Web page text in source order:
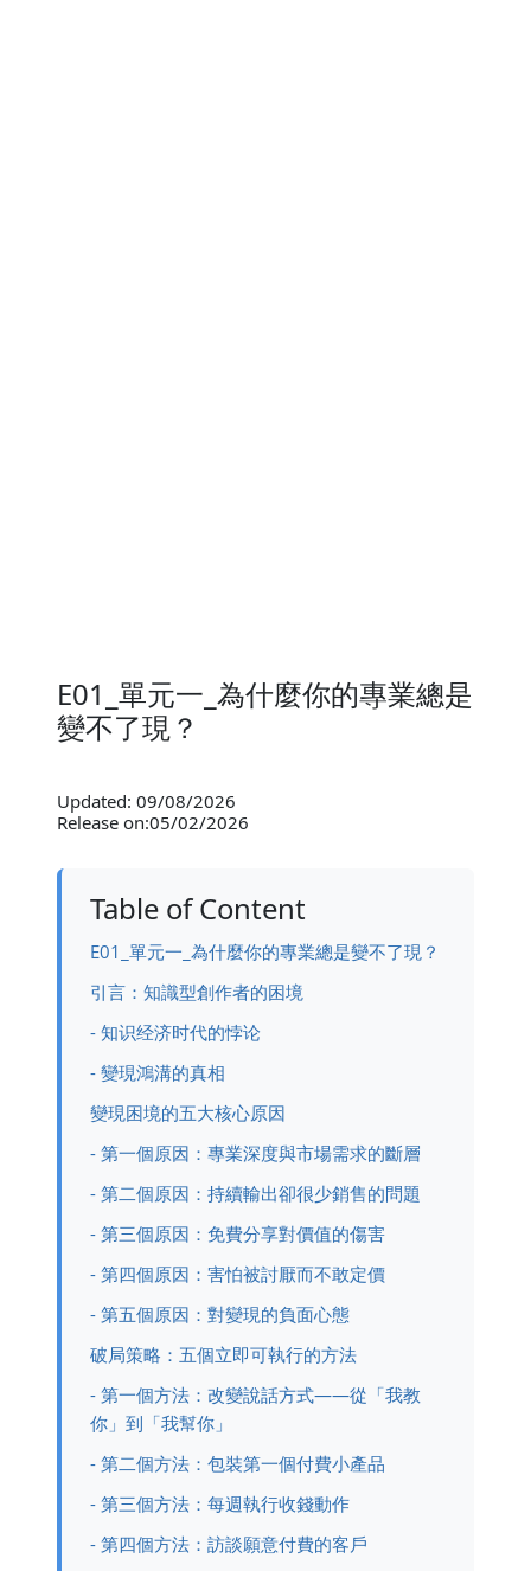
E01_單元一_為什麼你的專業總是
變不了現？
Updated: 09/08/2026
Release on:05/02/2026
Table of Content
E01_單元一_為什麼你的專業總是變不了現？
引言：知識型創作者的困境
- 知识经济时代的悖论
- 變現鴻溝的真相
變現困境的五大核心原因
- 第一個原因：專業深度與市場需求的斷層
- 第二個原因：持續輸出卻很少銷售的問題
- 第三個原因：免費分享對價值的傷害
- 第四個原因：害怕被討厭而不敢定價
- 第五個原因：對變現的負面心態
破局策略：五個立即可執行的方法
- 第一個方法：改變說話方式——從「我教
你」到「我幫你」
- 第二個方法：包裝第一個付費小產品
- 第三個方法：每週執行收錢動作
- 第四個方法：訪談願意付費的客戶